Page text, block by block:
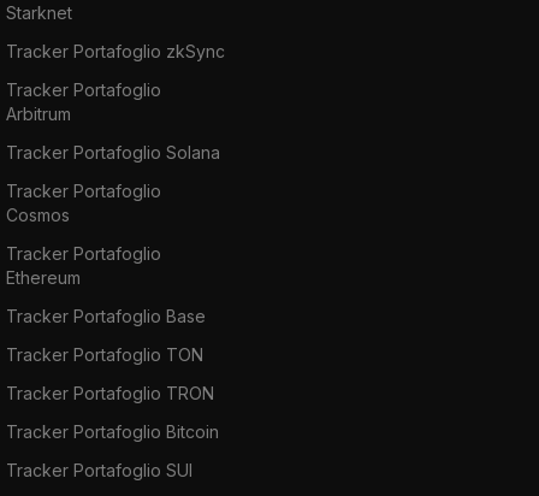
Starknet
Tracker Portafoglio zkSync
Tracker Portafoglio
Arbitrum
Tracker Portafoglio Solana
Tracker Portafoglio
Cosmos
Tracker Portafoglio
Ethereum
Tracker Portafoglio Base
Tracker Portafoglio TON
Tracker Portafoglio TRON
Tracker Portafoglio Bitcoin
Tracker Portafoglio SUI